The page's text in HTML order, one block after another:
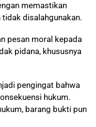
memastikan
disalahgunakan.
pesan moral kepada
pidana, khususnya
pengingat bahwa
hukum.
barang bukti pun